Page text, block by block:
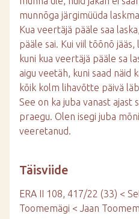
munnõga järgimüüda
Kua veertäjä pääle saa
pääle sai. Kui viil tõõnõ
kuni kua veertäjä pääle sa
aigu veetäh, kuni saad näid
kõik kolm lihavõtte päivä
See on ka juba vanast ajast
praegu. Olen isegi juba
veeretanud.
Täisviide
ERA II 108, 417/22 (33) <
Toomemägi < Jaan